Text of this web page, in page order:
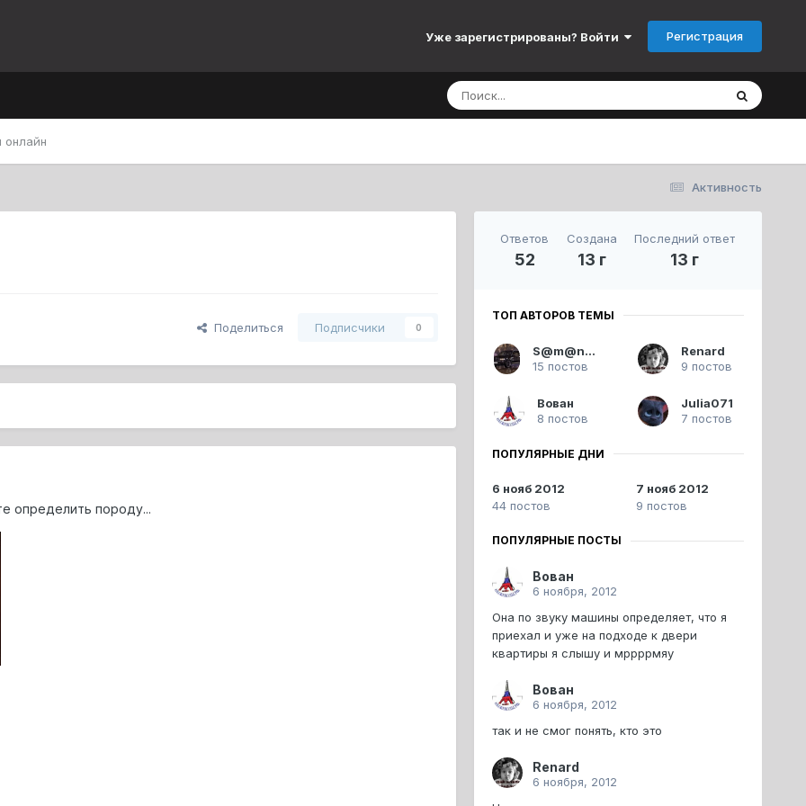
Уже зарегистрированы? Войти Регистрация
онлайн
Активность
Поделиться Подписчики 0
определить породу...
Ответов
52
Создана
13 г
Последний ответ
13 г
ТОП АВТОРОВ ТЕМЫ
S@m@nth@
15 постов
Renard
9 постов
Вован
8 постов
Julia071
7 постов
ПОПУЛЯРНЫЕ ДНИ
6 нояб 2012
44 постов
7 нояб 2012
9 постов
ПОПУЛЯРНЫЕ ПОСТЫ
Вован
6 ноября, 2012
Она по звуку машины определяет, что я
приехал и уже на подходе к двери
квартиры я слышу и мррррмяу
Вован
6 ноября, 2012
так и не смог понять, кто это
Renard
6 ноября, 2012